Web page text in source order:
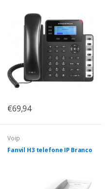
€69,94
Voip
Fanvil H3 telefone IP Branco